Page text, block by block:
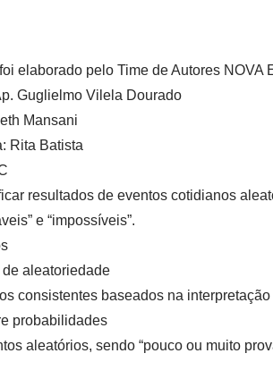
elaborado pelo Time de Autores NOVA
Guglielmo Vilela Dourado
Mansani
Rita Batista
resultados de eventos cotidianos
e “impossíveis”.
aleatoriedade
consistentes baseados na
probabilidades
aleatórios, sendo “pouco ou muito